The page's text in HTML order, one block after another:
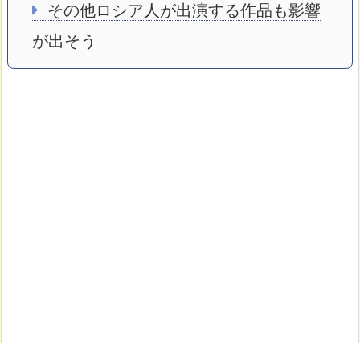
その他ロシア人が出演する作品も影響
が出そう